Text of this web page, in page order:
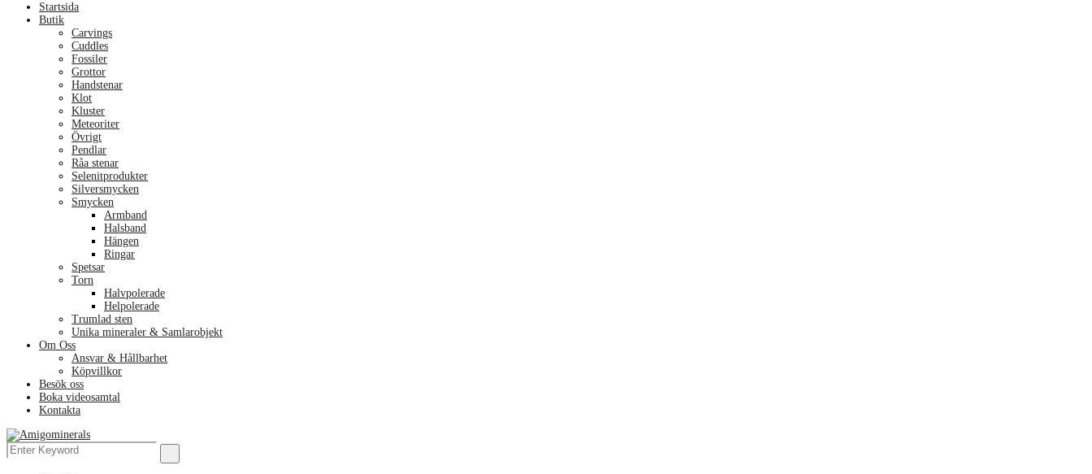
Startsida
Butik
Carvings
Cuddles
Fossiler
Grottor
Handstenar
Klot
Kluster
Meteoriter
Övrigt
Pendlar
Råa stenar
Selenitprodukter
Silversmycken
Smycken
Armband
Halsband
Hängen
Ringar
Spetsar
Torn
Halvpolerade
Helpolerade
Trumlad sten
Unika mineraler & Samlarobjekt
Om Oss
Ansvar & Hållbarhet
Köpvillkor
Besök oss
Boka videosamtal
Kontakta
Menu
Search
for:
Search